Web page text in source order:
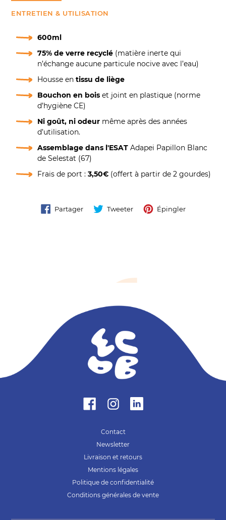
ENTRETIEN & UTILISATION
600ml
75% de verre recyclé (matière inerte qui
n’échange aucune particule nocive avec l’eau)
Housse en tissu de liège
Bouchon en bois et joint en plastique (norme
d’hygiène CE)
Ni goût, ni odeur même après des années
d’utilisation.
Assemblage dans l'ESAT Adapei Papillon Blanc
de Selestat (67)
Frais de port : 3,50€ (offert à partir de 2 gourdes)
PartagerPartagerTweeterTweeterÉpinglerÉpingler
Contact
Newsletter
Livraison et retours
FacebookInstagram
Mentions légales
Politique de confidentialité
Conditions générales de vente